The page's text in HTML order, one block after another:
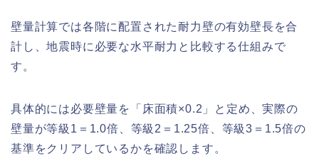
壁量計算では各階に配置された耐力壁の有効壁長を合
計し、地震時に必要な水平耐力と比較する仕組みで
す。
具体的には必要壁量を「床面積×0.2」と定め、実際の
壁量が等級1＝1.0倍、等級2＝1.25倍、等級3＝1.5倍の
基準をクリアしているかを確認します。